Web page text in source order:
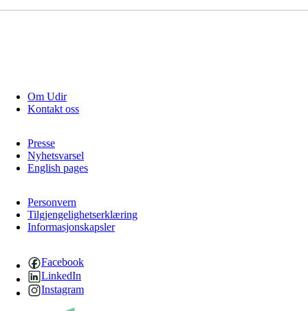
Om Udir
Kontakt oss
Presse
Nyhetsvarsel
English pages
Personvern
Tilgjengelighetserklæring
Informasjonskapsler
Facebook
LinkedIn
Instagram